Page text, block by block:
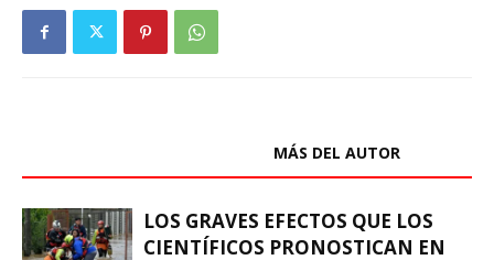
MÁS DEL AUTOR
LOS GRAVES EFECTOS QUE LOS
CIENTÍFICOS PRONOSTICAN EN